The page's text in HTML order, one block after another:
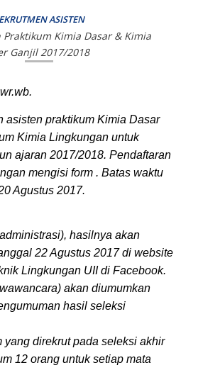
ASISTEN
Kimia Dasar & Kimia
Ganjil 2017/2018
asisten praktikum Kimia Dasar
Kimia Lingkungan untuk
ajaran 2017/2018. Pendaftaran
mengisi form . Batas waktu
Agustus 2017.
hasilnya akan
22 Agustus 2017 di website
Lingkungan UII di Facebook.
akan diumumkan
hasil seleksi
yang direkrut pada seleksi akhir
12 orang untuk setiap mata